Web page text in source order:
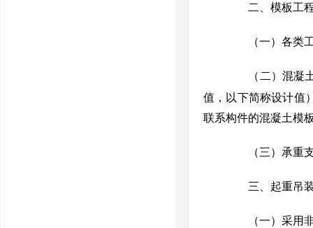
二、模板工程
（一）各类
（二）混凝土
值，以下简称设计值
联系构件的混凝土模
（三）承重支
三、起重吊装
（一）采用